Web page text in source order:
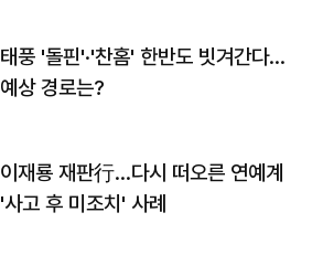
태풍 '돌핀'·'찬홈' 한반도 빗겨간다…
예상 경로는?
이재룡 재판行…다시 떠오른 연예계
'사고 후 미조치' 사례